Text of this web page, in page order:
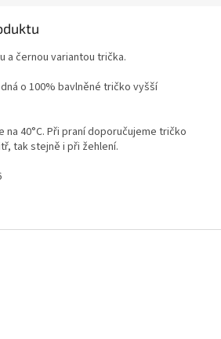
a černou variantou trička.
o 100% bavlněné tričko vyšší
40°C. Při praní doporučujeme tričko
tak stejně i při žehlení.